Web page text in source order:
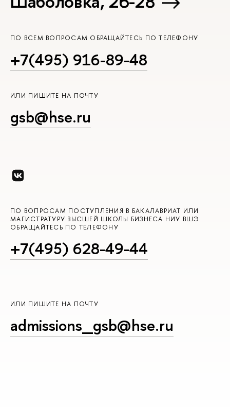
ПО ВСЕМ ВОПРОСАМ ОБРАЩАЙТЕСЬ ПО ТЕЛЕФОНУ
+7(495) 916-89-48
ИЛИ ПИШИТЕ НА ПОЧТУ
gsb@hse.ru
ПО ВОПРОСАМ ПОСТУПЛЕНИЯ В БАКАЛАВРИАТ ИЛИ
МАГИСТРАТУРУ ВЫСШЕЙ ШКОЛЫ БИЗНЕСА НИУ ВШЭ
ОБРАЩАЙТЕСЬ ПО ТЕЛЕФОНУ
+7(495) 628-49-44
ИЛИ ПИШИТЕ НА ПОЧТУ
admissions_gsb@hse.ru